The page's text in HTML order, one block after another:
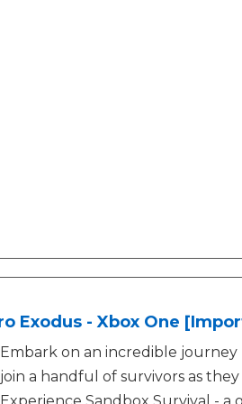
Exodus - Xbox One
Embark on an incredible journey
join a handful of survivors as